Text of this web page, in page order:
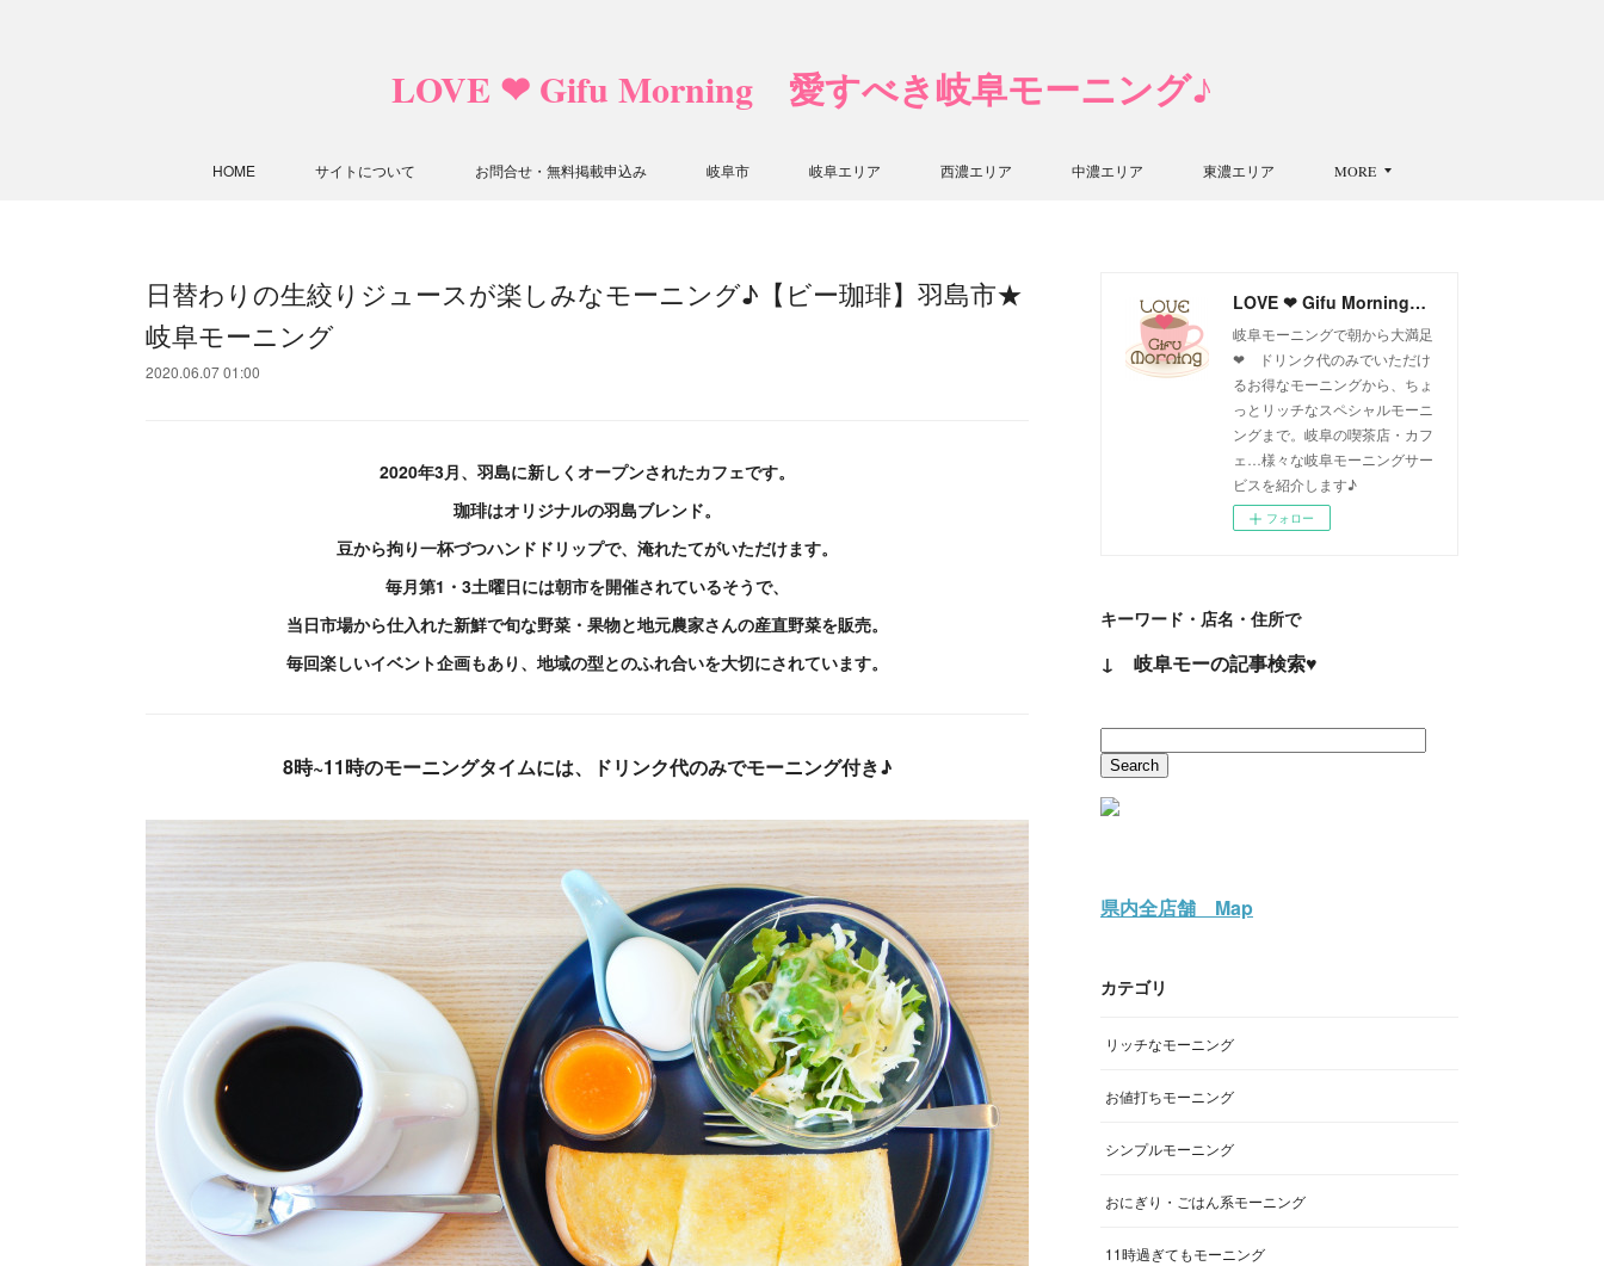
LOVE ❤ Gifu Morning 愛すべき岐阜モーニング♪
HOME サイトについて お問合せ・無料掲載申込み 岐阜市 岐阜エリア 西濃エリア 中濃エリア 東濃エリア MORE
日替わりの生絞りジュースが楽しみなモーニング♪【ビー珈琲】羽島市★
岐阜モーニング
2020.06.07 01:00
2020年3月、羽島に新しくオープンされたカフェです。
珈琲はオリジナルの羽島ブレンド。
豆から拘り一杯づつハンドドリップで、淹れたてがいただけます。
毎月第1・3土曜日には朝市を開催されているそうで、
当日市場から仕入れた新鮮で旬な野菜・果物と地元農家さんの産直野菜を販売。
毎回楽しいイベント企画もあり、地域の型とのふれ合いを大切にされています。
8時~11時のモーニングタイムには、ドリンク代のみでモーニング付き♪
LOVE ❤ Gifu Morning 愛すべき岐阜モーニング♪
岐阜モーニングで朝から大満足
❤ ドリンク代のみでいただけ
るお得なモーニングから、ちょ
っとリッチなスペシャルモーニ
ングまで。岐阜の喫茶店・カフ
ェ…様々な岐阜モーニングサー
ビスを紹介します♪
フォロー
キーワード・店名・住所で
↓ 岐阜モーの記事検索♥
県内全店舗 Map
カテゴリ
リッチなモーニング
お値打ちモーニング
シンプルモーニング
おにぎり・ごはん系モーニング
11時過ぎてもモーニング